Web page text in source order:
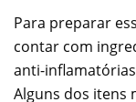
Para preparar
contar com
anti-
Alguns dos itens